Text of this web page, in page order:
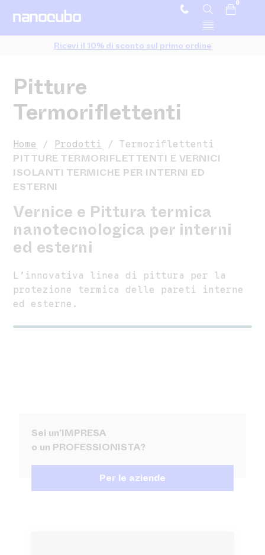
0
Ricevi il 10% di sconto sul primo ordine
Pitture
Termoriflettenti
Home / Prodotti / Termoriflettenti
PITTURE TERMORIFLETTENTI E VERNICI
ISOLANTI TERMICHE PER INTERNI ED
ESTERNI
Vernice e Pittura termica
nanotecnologica per interni
ed esterni
L’innovativa linea di pittura per la
protezione termica delle pareti interne
ed esterne.
Sei un’IMPRESA
o un PROFESSIONISTA?
Per le aziende